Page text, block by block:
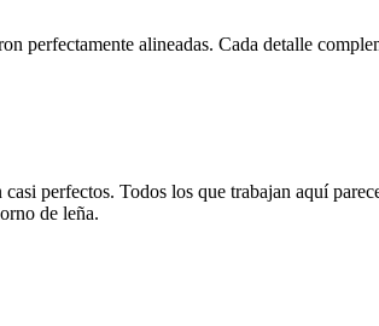
perfectamente alineadas. Cada detalle
perfectos. Todos los que trabajan aquí
de leña.